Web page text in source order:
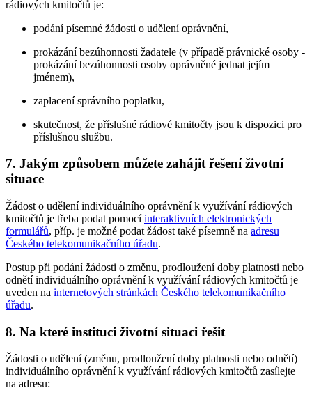
rádiových kmitočtů je:
podání písemné žádosti o udělení oprávnění,
prokázání bezúhonnosti žadatele (v případě právnické osoby -
prokázání bezúhonnosti osoby oprávněné jednat jejím
jménem),
zaplacení správního poplatku,
skutečnost, že příslušné rádiové kmitočty jsou k dispozici pro
příslušnou službu.
7. Jakým způsobem můžete zahájit řešení životní
situace
Žádost o udělení individuálního oprávnění k využívání rádiových
kmitočtů je třeba podat pomocíinteraktivních elektronických
formulářů, příp. je možné podat žádost také písemně na adresu
Českého telekomunikačního úřadu.
Postup při podání žádosti o změnu, prodloužení doby platnosti nebo
odnětí individuálního oprávnění k využívání rádiových kmitočtů je
uveden na internetových stránkách Českého telekomunikačního
úřadu.
8. Na které instituci životní situaci řešit
Žádosti o udělení (změnu, prodloužení doby platnosti nebo odnětí)
individuálního oprávnění k využívání rádiových kmitočtů zasílejte
na adresu: